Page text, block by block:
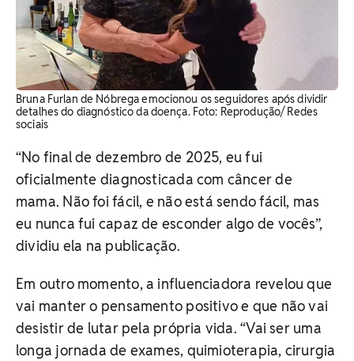
Bruna Furlan de Nóbrega emocionou os seguidores após dividir
detalhes do diagnóstico da doença. Foto: Reprodução/ Redes
sociais
“No final de dezembro de 2025, eu fui
oficialmente diagnosticada com câncer de
mama. Não foi fácil, e não está sendo fácil, mas
eu nunca fui capaz de esconder algo de vocês”,
dividiu ela na publicação.
Em outro momento, a influenciadora revelou que
vai manter o pensamento positivo e que não vai
desistir de lutar pela própria vida. “Vai ser uma
longa jornada de exames, quimioterapia, cirurgia